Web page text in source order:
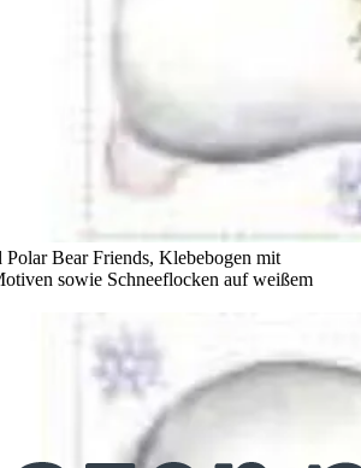
Bear Friends, Klebebogen mit
sowie Schneeflocken auf weißem